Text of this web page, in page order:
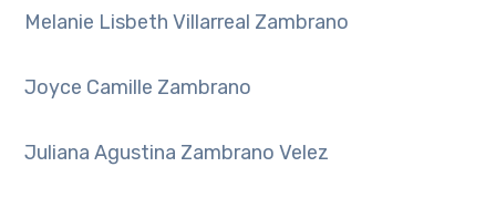
Melanie Lisbeth Villarreal Zambrano
Joyce Camille Zambrano
Juliana Agustina Zambrano Velez